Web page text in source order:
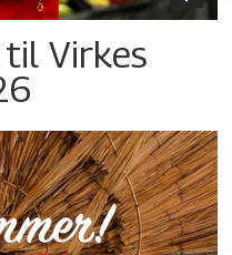
Virkes